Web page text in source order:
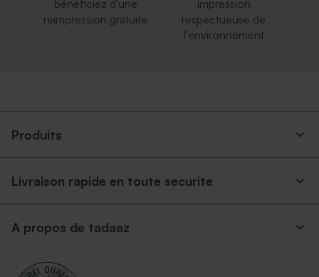
bénéficiez d'une
réimpression gratuite
impression
respectueuse de
l'environnement
Produits
Livraison rapide en toute securite
A propos de tadaaz